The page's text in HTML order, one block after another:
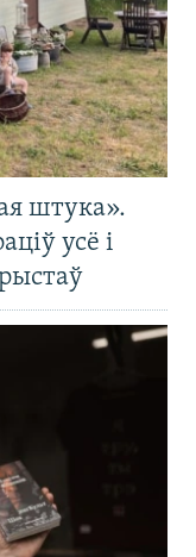
штука».
усё і